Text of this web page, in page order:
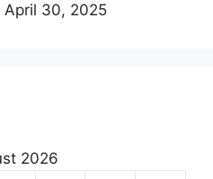
April 30, 2025
2026